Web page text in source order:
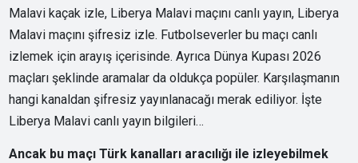
Malavi kaçak izle, Liberya Malavi maçını canlı yayın, Liberya
Malavi maçını şifresiz izle. Futbolseverler bu maçı canlı
izlemek için arayış içerisinde. Ayrıca Dünya Kupası 2026
maçları şeklinde aramalar da oldukça popüler. Karşılaşmanın
hangi kanaldan şifresiz yayınlanacağı merak ediliyor. İşte
Liberya Malavi canlı yayın bilgileri…
Ancak bu maçı Türk kanalları aracılığı ile izleyebilmek